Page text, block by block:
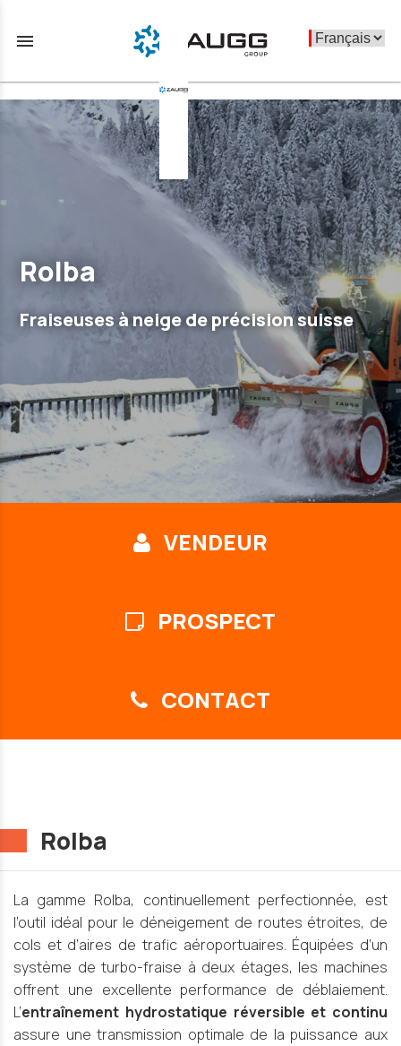
menu
Rolba
Fraiseuses à neige de précision suisse
VENDEUR
PROSPECT
CONTACT
Rolba
La gamme Rolba, continuellement perfectionnée, est
l’outil idéal pour le déneigement de routes étroites, de
cols et d’aires de trafic aéroportuaires. Équipées d’un
système de turbo-fraise à deux étages, les machines
offrent une excellente performance de déblaiement.
L’entraînement hydrostatique réversible et continu
assure une transmission optimale de la puissance aux